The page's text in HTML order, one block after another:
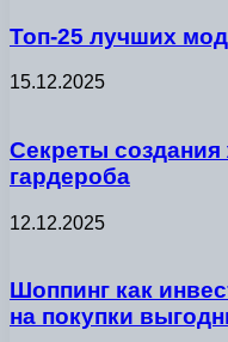
Топ-25 лучших
15.12.2025
Секреты создания
гардероба
12.12.2025
Шоппинг как
на покупки